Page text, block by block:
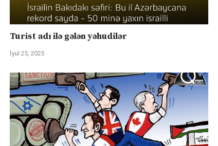
Turist adı ilə gələn yəhudilər
İyul 25, 2025